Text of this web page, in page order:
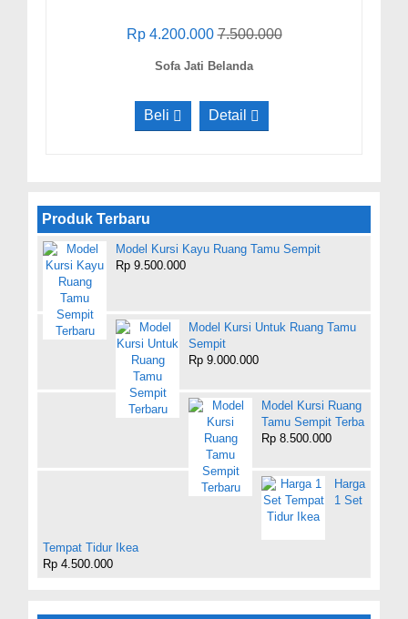
Rp 4.200.0007.500.000
Sofa Jati Belanda
Beli Detail
Produk Terbaru
Model Kursi Kayu Ruang Tamu Sempit
Rp 9.500.000
Model Kursi Untuk Ruang Tamu
Sempit
Rp 9.000.000
Model Kursi Ruang
Tamu Sempit Terba
Rp 8.500.000
Harga
1 Set
Tempat Tidur Ikea
Rp 4.500.000